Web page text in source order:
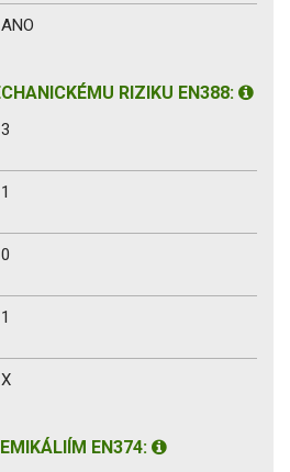
ANO
RIZIKU EN388:
3
1
0
1
X
EN374: